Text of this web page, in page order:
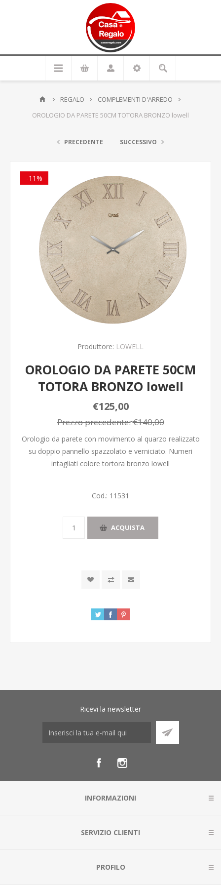
REGALO
COMPLEMENTI D'ARREDO
OROLOGIO DA PARETE 50CM TOTORA BRONZO lowell
PRECEDENTE SUCCESSIVO
-11%
Produttore: LOWELL
OROLOGIO DA PARETE 50CM
TOTORA BRONZO lowell
€125,00
Prezzo precedente:€140,00
Orologio da parete con movimento al quarzo realizzato
su doppio pannello spazzolato e verniciato. Numeri
intagliati colore tortora bronzo lowell
Cod.: 11531
ACQUISTA
Ricevi la newsletter
INFORMAZIONI
SERVIZIO CLIENTI
PROFILO